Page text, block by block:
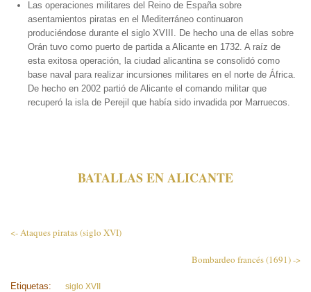
Las operaciones militares del Reino de España sobre
asentamientos piratas en el Mediterráneo continuaron
produciéndose durante el siglo XVIII. De hecho una de ellas sobre
Orán tuvo como puerto de partida a Alicante en 1732. A raíz de
esta exitosa operación, la ciudad alicantina se consolidó como
base naval para realizar incursiones militares en el norte de África.
De hecho en 2002 partió de Alicante el comando militar que
recuperó la isla de Perejil que había sido invadida por Marruecos.
BATALLAS EN ALICANTE
<- Ataques piratas (siglo XVI)
Bombardeo francés (1691) ->
Etiquetas: siglo XVII